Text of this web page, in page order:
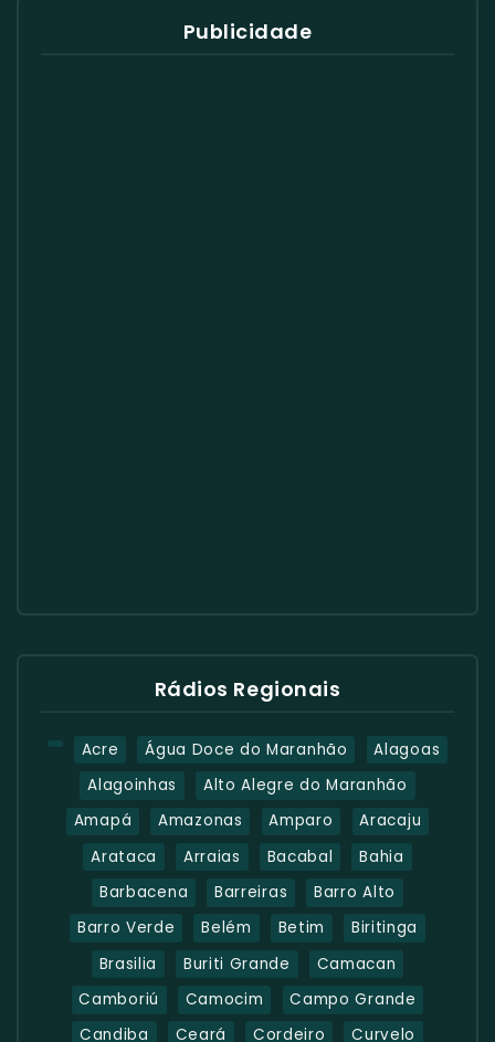
Publicidade
Rádios Regionais
Acre Água Doce do Maranhão
Alagoas
Alagoinhas
Alto Alegre do Maranhão
Amapá
Amazonas Amparo
Aracaju
Arataca
Arraias Bacabal
Bahia
Barbacena
Barreiras
Barro Alto
Barro Verde
Belém Betim
Biritinga
Brasilia
Buriti Grande
Camacan
Camboriú
Camocim
Campo Grande
Candiba
Ceará Cordeiro Curvelo